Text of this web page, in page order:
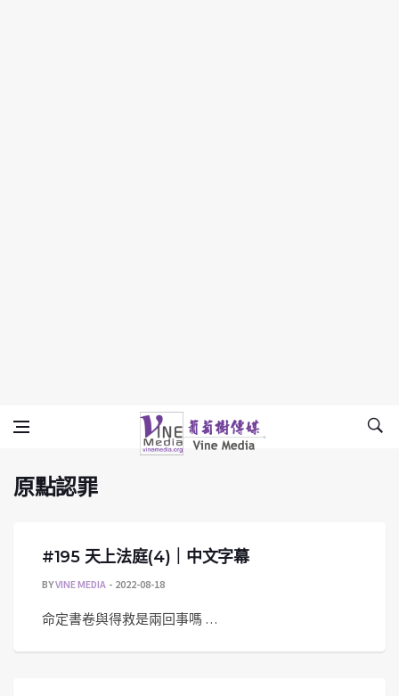
原點認罪
Vine Media
葡萄樹傳媒
原點認罪
#195 天上法庭(4)｜中文字幕
BYVINE MEDIA 2022-08-18
命定書卷與得救是兩回事嗎 …